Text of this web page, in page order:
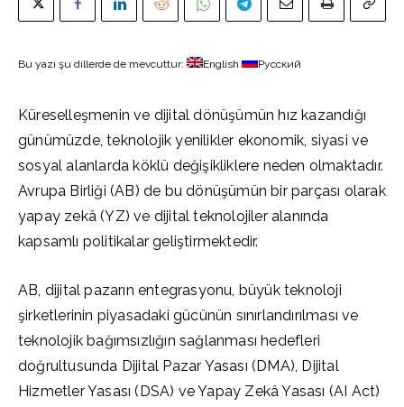
Bu yazı şu dillerde de mevcuttur: English Русский
Küreselleşmenin ve dijital dönüşümün hız kazandığı
günümüzde, teknolojik yenilikler ekonomik, siyasi ve
sosyal alanlarda köklü değişikliklere neden olmaktadır.
Avrupa Birliği (AB) de bu dönüşümün bir parçası olarak
yapay zekâ (YZ) ve dijital teknolojiler alanında
kapsamlı politikalar geliştirmektedir.
AB, dijital pazarın entegrasyonu, büyük teknoloji
şirketlerinin piyasadaki gücünün sınırlandırılması ve
teknolojik bağımsızlığın sağlanması hedefleri
doğrultusunda Dijital Pazar Yasası (DMA), Dijital
Hizmetler Yasası (DSA) ve Yapay Zekâ Yasası (AI Act)